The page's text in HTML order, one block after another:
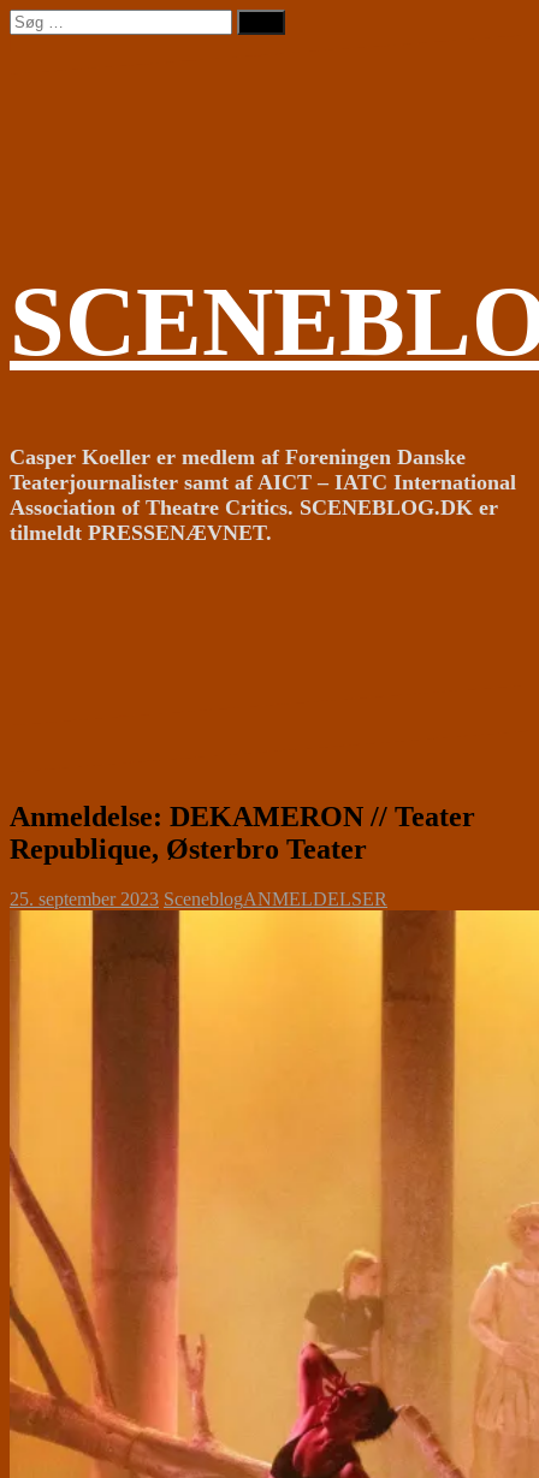
Videre
til
Søg
efter:
Casper Koeller er medlem af Foreningen Danske
Teaterjournalister samt af AICT – IATC International
Association of Theatre Critics. SCENEBLOG.DK er
tilmeldt PRESSENÆVNET.
Anmeldelse: DEKAMERON // Teater
Republique, Østerbro Teater
25. september 2023 SceneblogANMELDELSER